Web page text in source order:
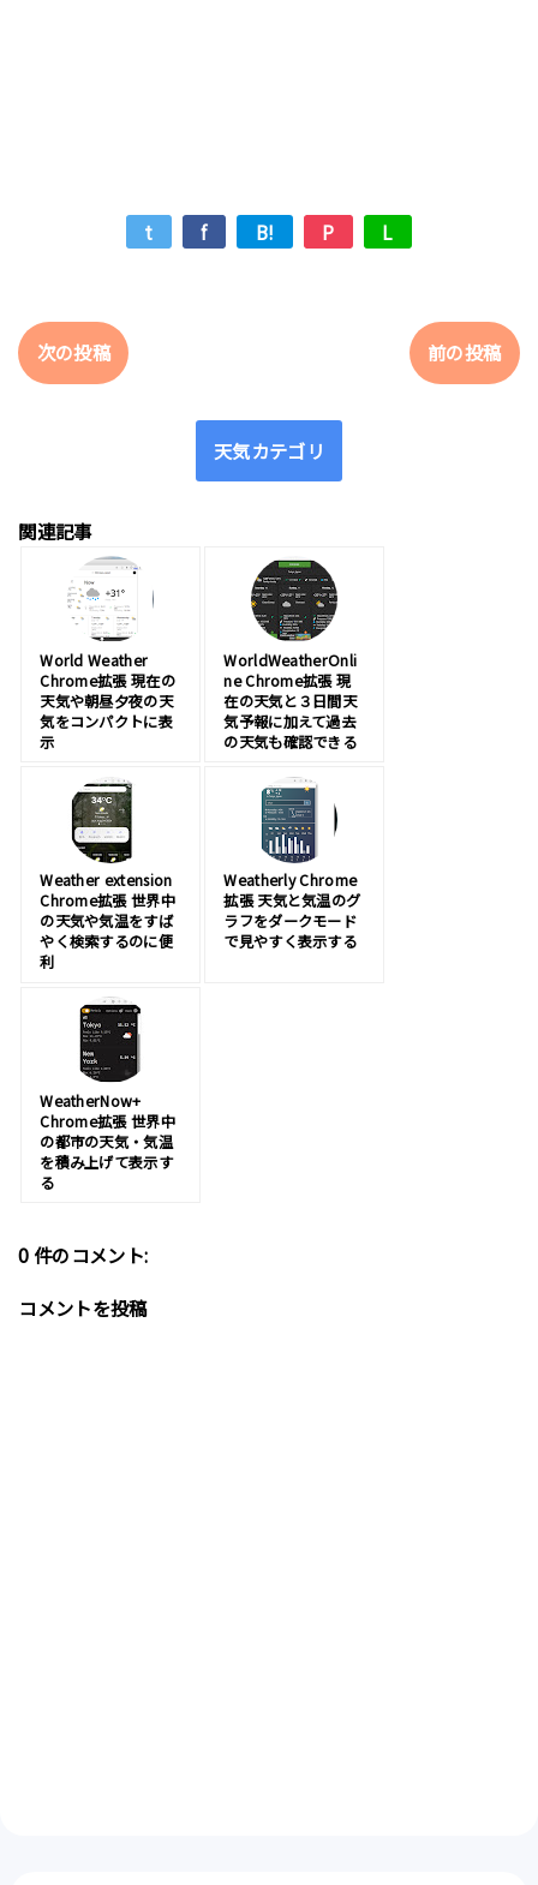
t f B! P L
次の投稿 前の投稿
天気カテゴリ
関連記事
World Weather
Chrome拡張 現在の
天気や朝昼夕夜の天
気をコンパクトに表
示
WorldWeatherOnli
ne Chrome拡張 現
在の天気と３日間天
気予報に加えて過去
の天気も確認できる
Weather extension
Chrome拡張 世界中
の天気や気温をすば
やく検索するのに便
利
Weatherly Chrome
拡張 天気と気温のグ
ラフをダークモード
で見やすく表示する
WeatherNow+
Chrome拡張 世界中
の都市の天気・気温
を積み上げて表示す
る
0 件のコメント:
コメントを投稿